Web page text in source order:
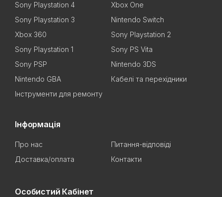
Sony Playstation 4
Xbox One
Sony Playstation 3
Nintendo Switch
Xbox 360
Sony Playstation 2
Sony Playstation 1
Sony PS Vita
Sony PSP
Nintendo 3DS
Nintendo GBA
Кабелі та перехідники
Інструменти для ремонту
Інформація
Про нас
Питання-відповіді
Доставка/оплата
Контакти
Особистий Кабінет